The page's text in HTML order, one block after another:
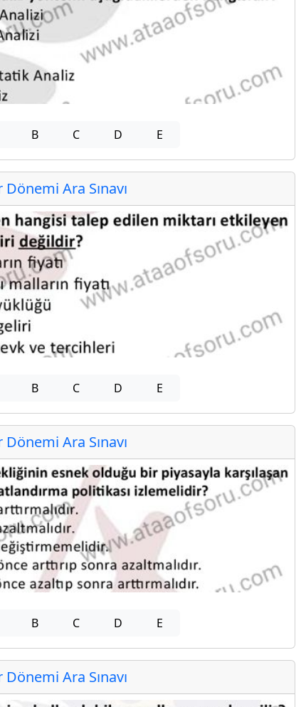
B C D E
Ara Sınavı
B C D E
Ara Sınavı
B C D E
Ara Sınavı